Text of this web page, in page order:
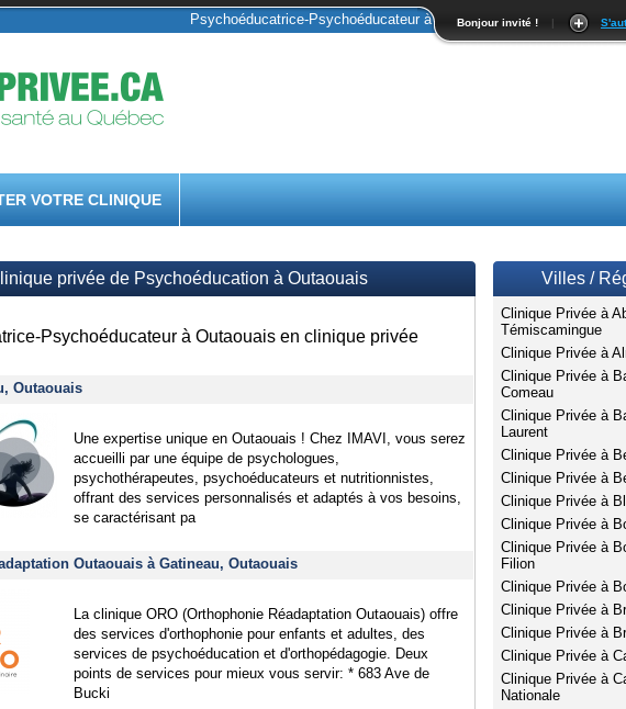
Bonjour invité ! |
Psychoéducatrice-Psychoéducateur à Outaouais | Psychoéducation
VOTRE CLINIQUE
privée de Psychoéducation à Outaouais
Psychoéducateur à Outaouais en clinique privée
Outaouais
Une expertise unique en Outaouais ! Chez IMAVI, vous serez
accueilli par une équipe de psychologues,
psychothérapeutes, psychoéducateurs et nutritionnistes,
offrant des services personnalisés et adaptés à vos besoins,
se caractérisant pa
Outaouais à Gatineau, Outaouais
La clinique ORO (Orthophonie Réadaptation Outaouais) offre
des services d'orthophonie pour enfants et adultes, des
services de psychoéducation et d'orthopédagogie. Deux
points de services pour mieux vous servir: * 683 Ave de
Bucki
Villes /
Clinique Privée à
Témiscamingue
Clinique Privée à
Clinique Privée à
Comeau
Clinique Privée à
Laurent
Clinique Privée à
Clinique Privée à
Clinique Privée à
Clinique Privée à
Clinique Privée à
Filion
Clinique Privée à
Clinique Privée à
Clinique Privée à
Clinique Privée à
Clinique Privée à
Nationale